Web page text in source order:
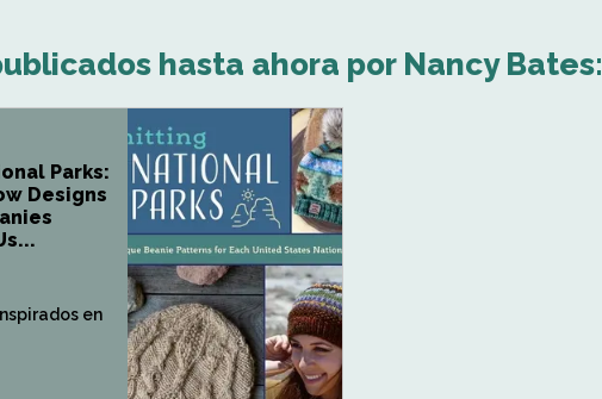
hasta ahora por Nancy Bates:
Parks:
Designs
en